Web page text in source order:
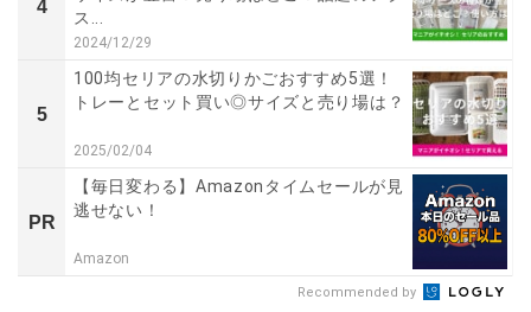
4
ス...
2024/12/29
5
100均セリアの水切りかごおすすめ5選！
トレーとセット買い◎サイズと売り場は？
2025/02/04
PR
【毎日変わる】Amazonタイムセールが見
逃せない！
Amazon
Recommended by